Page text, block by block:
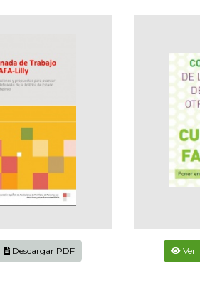
Descargar PDF Ver